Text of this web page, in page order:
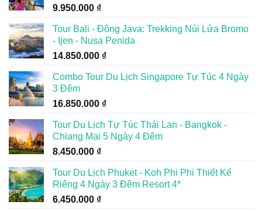
9.950.000 ₫
Tour Bali - Đông Java: Trekking Núi Lửa Bromo
- Ijen - Nusa Penida
14.850.000 ₫
Combo Tour Du Lịch Singapore Tự Túc 4 Ngày
3 Đêm
16.850.000 ₫
Tour Du Lịch Tự Túc Thái Lan - Bangkok -
Chiang Mai 5 Ngày 4 Đêm
8.450.000 ₫
Tour Du Lịch Phuket - Koh Phi Phi Thiết Kế
Riêng 4 Ngày 3 Đêm Resort 4*
6.450.000 ₫